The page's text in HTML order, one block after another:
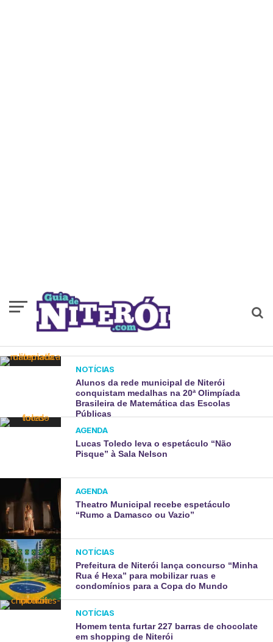
NOTÍCIAS
Alunos da rede municipal de Niterói
conquistam medalhas na 20ª Olimpíada
Brasileira de Matemática das Escolas
Públicas
AGENDA
Lucas Toledo leva o espetáculo “Não
Pisque” à Sala Nelson
AGENDA
Theatro Municipal recebe espetáculo
“Rumo a Damasco ou Vazio”
NOTÍCIAS
Prefeitura de Niterói lança concurso “Minha
Rua é Hexa” para mobilizar ruas e
condomínios para a Copa do Mundo
NOTÍCIAS
Homem tenta furtar 227 barras de chocolate
em shopping de Niterói